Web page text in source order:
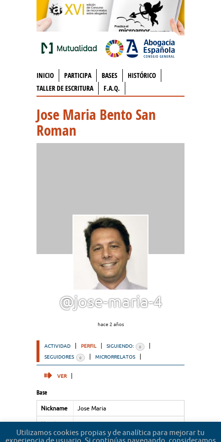
INICIO PARTICIPA BASES
HISTÓRICO
TALLER DE ESCRITURA
F.A.Q.
Jose Maria Bento San
Roman
@jose-maria-4
hace 2 años
ACTIVIDAD PERFIL SIGUIENDO: 0
SEGUIDORES 0 MICRORRELATOS
VER
Base
Nickname Jose Maria
Apellidos Bento San Roman
Utilizamos cookies propias y de analítica para mejorar tu